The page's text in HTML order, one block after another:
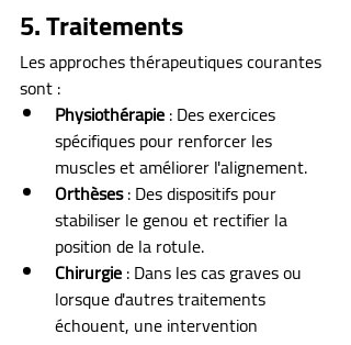
5. Traitements
Les approches thérapeutiques courantes
sont :
Physiothérapie : Des exercices
spécifiques pour renforcer les
muscles et améliorer l'alignement.
Orthèses : Des dispositifs pour
stabiliser le genou et rectifier la
position de la rotule.
Chirurgie : Dans les cas graves ou
lorsque d'autres traitements
échouent, une intervention